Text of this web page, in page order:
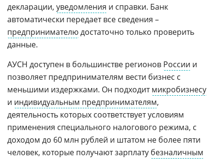
декларации, уведомления и справки. Банк
автоматически передает все сведения –
предпринимателюдостаточно только проверить
данные.
АУСН доступен в большинстве регионов России и
позволяет предпринимателям вести бизнес с
меньшими издержками. Он подходитмикробизнесу
и индивидуальным предпринимателям,
деятельность которых соответствует условиям
применения специального налогового режима, с
доходом до 60 млн рублей и штатом не более пяти
человек, которые получают зарплату безналичным